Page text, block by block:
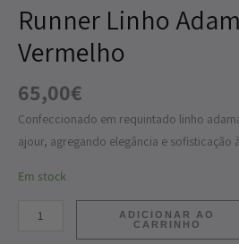
Runner Linho
Vermelho
65,00€
Confeccionado em requintado linho
ajour, agregando elegância e sofisticação
Em stock
ADICIONAR AO
CARRINHO